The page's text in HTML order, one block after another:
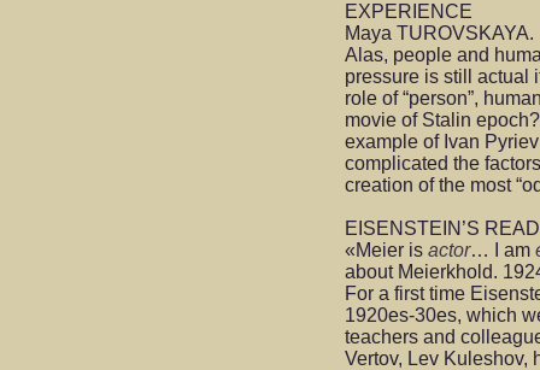
EXPERIENCE
Maya
Alas, people and
pressure is still actual
role of “person”,
movie of Stalin
example of Ivan
complicated the
creation of the most
EISENSTEIN’S
«Mеier is actor… I am
about Меierkhold.
For a first time
1920es-30es, which
teachers and
Vertov, Lev Kuleshov,